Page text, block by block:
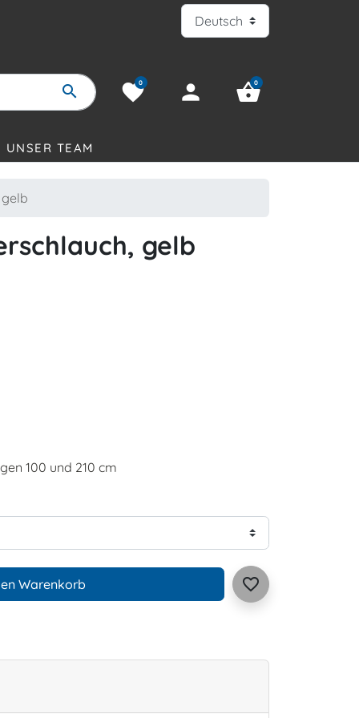
search favorite
0 person shopping_basket
0
UNSER TEAM
gelb
100 und 210 cm
Warenkorb favorite_border